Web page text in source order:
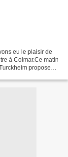
eu le plaisir de
à Colmar.Ce matin
propose